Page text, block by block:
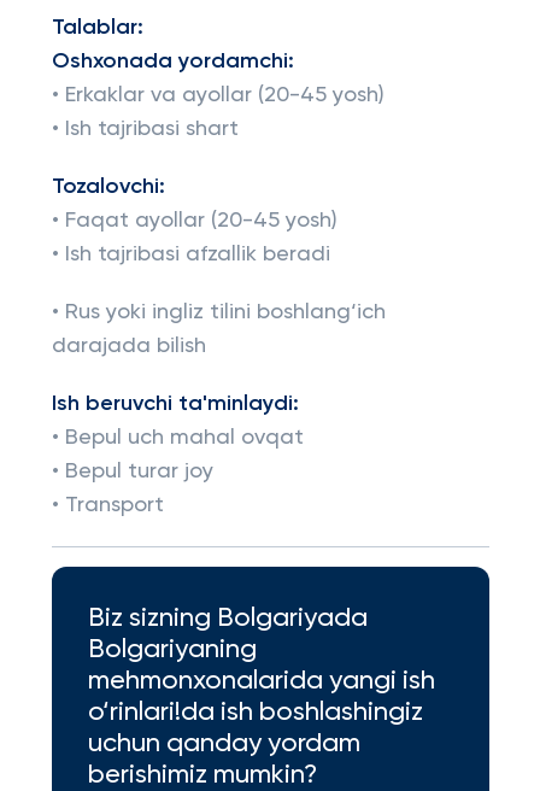
Talablar:
Oshxonada yordamchi:
• Erkaklar va ayollar (20-45 yosh)
• Ish tajribasi shart
Tozalovchi:
• Faqat ayollar (20-45 yosh)
• Ish tajribasi afzallik beradi
• Rus yoki ingliz tilini boshlang‘ich
darajada bilish
Ish beruvchi ta'minlaydi:
• Bepul uch mahal ovqat
• Bepul turar joy
• Transport
Biz sizning Bolgariyada
Bolgariyaning
mehmonxonalarida yangi ish
o‘rinlari!da ish boshlashingiz
uchun qanday yordam
berishimiz mumkin?